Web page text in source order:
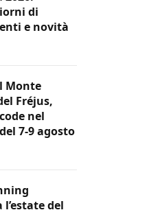
di
e novità
Monte
Fréjus,
nel
7-9 agosto
del